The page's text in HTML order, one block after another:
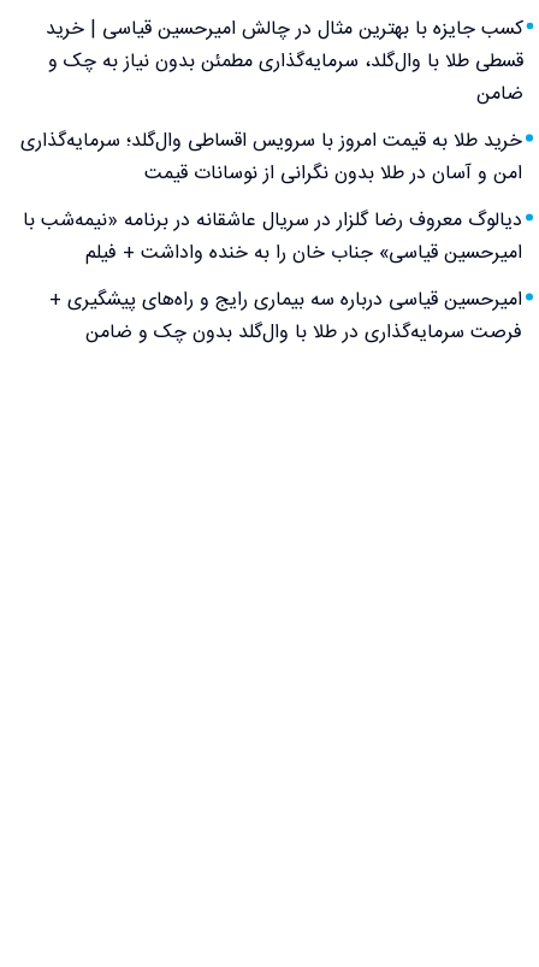
کسب جایزه با بهترین مثال در چالش امیرحسین قیاسی | خرید
قسطی طلا با وال‌گلد، سرمایه‌گذاری مطمئن بدون نیاز به چک و
ضامن
خرید طلا به قیمت امروز با سرویس اقساطی وال‌گلد؛ سرمایه‌گذاری
امن و آسان در طلا بدون نگرانی از نوسانات قیمت
دیالوگ معروف رضا گلزار در سریال عاشقانه در برنامه «نیمه‌شب با
امیرحسین قیاسی» جناب خان را به خنده واداشت + فیلم
امیرحسین قیاسی درباره سه بیماری رایج و راه‌های پیشگیری +
فرصت سرمایه‌گذاری در طلا با وال‌گلد بدون چک و ضامن